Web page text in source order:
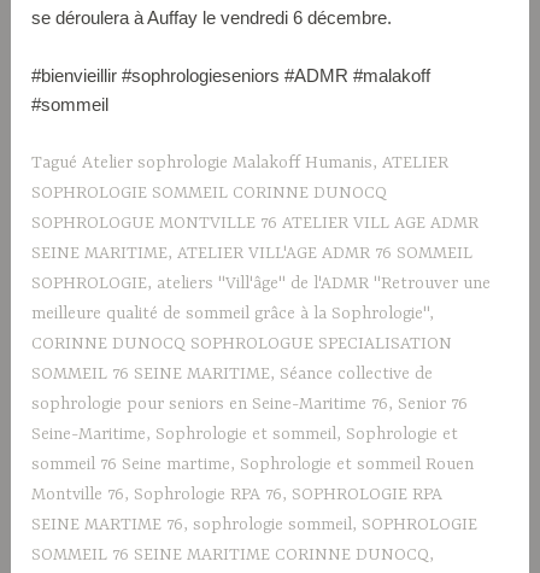
se déroulera à Auffay le vendredi 6 décembre.
#bienvieillir #sophrologieseniors #ADMR #malakoff
#sommeil
TaguéAtelier sophrologie Malakoff Humanis,ATELIER
SOPHROLOGIE SOMMEIL CORINNE DUNOCQ
SOPHROLOGUE MONTVILLE 76 ATELIER VILL AGE ADMR
SEINE MARITIME,ATELIER VILL'AGE ADMR 76 SOMMEIL
SOPHROLOGIE, ateliers "Vill'âge" de l'ADMR "Retrouver une
meilleure qualité de sommeil grâce à la Sophrologie",
CORINNE DUNOCQ SOPHROLOGUE SPECIALISATION
SOMMEIL 76 SEINE MARITIME, Séance collective de
sophrologie pour seniors en Seine-Maritime 76, Senior 76
Seine-Maritime, Sophrologie et sommeil, Sophrologie et
sommeil 76 Seine martime, Sophrologie et sommeil Rouen
Montville 76, Sophrologie RPA 76, SOPHROLOGIE RPA
SEINE MARTIME 76,sophrologie sommeil, SOPHROLOGIE
SOMMEIL 76 SEINE MARITIME CORINNE DUNOCQ,